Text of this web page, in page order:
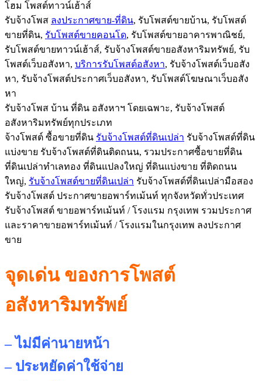
โฮม โพสต์ทาวน์เฮ้าส์
รับจ้างโพส ลงประกาศขาย-ที่ดิน, รับโพสต์ขายบ้าน, รับโพสต์
ขายที่ดิน, รับโพสต์ขายคอนโด, รับโพสต์ขายอาคารพาณิชย์,
รับโพสต์ขายทาวน์เฮ้าส์, รับจ้างโพสต์ขายอสังหาริมทรัพย์, รับ
โพสต์เว็บอสังหา, บริการรับโพสต์อสังหา, รับจ้างโพสต์เว็บอสัง
หา, รับจ้างโพสต์ประกาศเว็บอสังหา, รับโพสต์โฆษณาเว็บอสัง
หา
รับจ้างโพส บ้าน ที่ดิน อสังหาฯ โดยเฉพาะ, รับจ้างโพสต์
อสังหาริมทรัพย์ทุกประเภท
จ้างโพสต์ ซื้อขายที่ดิน รับจ้างโพสต์ที่ดินเปล่า รับจ้างโพสต์ที่ดิน
แบ่งขาย รับจ้างโพสต์ที่ดินติดถนน, รวมประกาศซื้อขายที่ดิน
ที่ดินเปล่าทำเลทอง ที่ดินแปลงใหญ่ ที่ดินแบ่งขาย ที่ติดถนน
ใหญ่, รับจ้างโพสต์ขายที่ดินเปล่า รับจ้างโพสต์ที่ดินเปล่ามือสอง
รับจ้างโพสต์ ประกาศขายอพาร์ทเม้นท์ ทุกจังหวัดทั่วประเทศ
รับจ้างโพสต์ ขายอพาร์ทเม้นท์ / โรงแรม กรุงเทพ รวมประกาศ
และราคาขายอพาร์ทเม้นท์ / โรงแรมในกรุงเทพ ลงประกาศ
ขาย
จุดเด่น ของการโพสต์
อสังหาริมทรัพย์
– ไม่มีค่านายหน้า
– ประหยัดค่าใช้จ่าย